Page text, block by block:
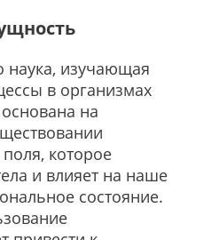
наука, изучающая
в организмах
на
которое
и влияет на наше
состояние.